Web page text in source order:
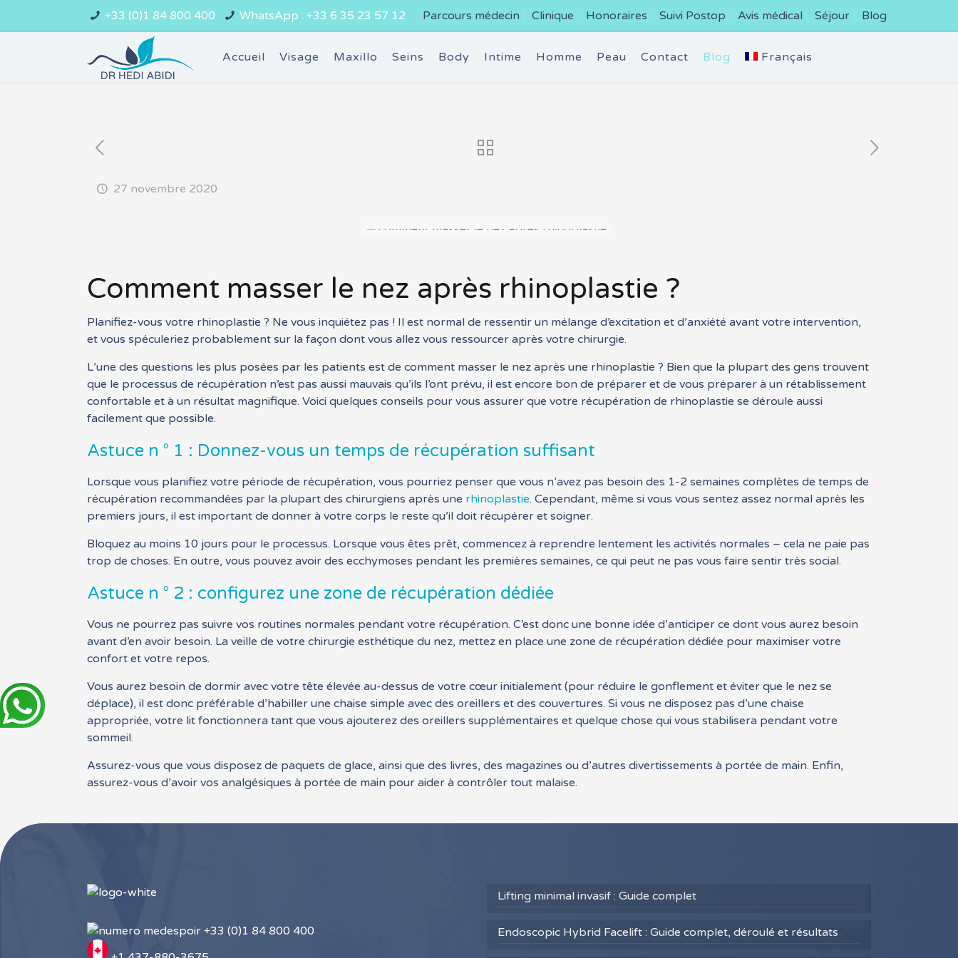
+33 (0)1 84 800 400 WhatsApp : +33 6 35 23 57 12 Parcours médecin Clinique Honoraires Suivi Postop Avis médical Séjour Blog
Accueil Visage Maxillo Seins Body Intime Homme Peau Contact Blog Français
27 novembre 2020
Comment masser le nez après rhinoplastie ?
Planifiez-vous votre rhinoplastie ? Ne vous inquiétez pas ! Il est normal de ressentir un mélange d’excitation et d’anxiété avant votre intervention,
et vous spéculeriez probablement sur la façon dont vous allez vous ressourcer après votre chirurgie.
L’une des questions les plus posées par les patients est de comment masser le nez après une rhinoplastie ? Bien que la plupart des gens trouvent
que le processus de récupération n’est pas aussi mauvais qu’ils l’ont prévu, il est encore bon de préparer et de vous préparer à un rétablissement
confortable et à un résultat magnifique. Voici quelques conseils pour vous assurer que votre récupération de rhinoplastie se déroule aussi
facilement que possible.
Astuce n ° 1 : Donnez-vous un temps de récupération suffisant
Lorsque vous planifiez votre période de récupération, vous pourriez penser que vous n’avez pas besoin des 1-2 semaines complètes de temps de
récupération recommandées par la plupart des chirurgiens après une rhinoplastie. Cependant, même si vous vous sentez assez normal après les
premiers jours, il est important de donner à votre corps le reste qu’il doit récupérer et soigner.
Bloquez au moins 10 jours pour le processus. Lorsque vous êtes prêt, commencez à reprendre lentement les activités normales – cela ne paie pas
trop de choses. En outre, vous pouvez avoir des ecchymoses pendant les premières semaines, ce qui peut ne pas vous faire sentir très social.
Astuce n ° 2 : configurez une zone de récupération dédiée
Vous ne pourrez pas suivre vos routines normales pendant votre récupération. C’est donc une bonne idée d’anticiper ce dont vous aurez besoin
avant d’en avoir besoin. La veille de votre chirurgie esthétique du nez, mettez en place une zone de récupération dédiée pour maximiser votre
confort et votre repos.
Vous aurez besoin de dormir avec votre tête élevée au-dessus de votre cœur initialement (pour réduire le gonflement et éviter que le nez se
déplace), il est donc préférable d’habiller une chaise simple avec des oreillers et des couvertures. Si vous ne disposez pas d’une chaise
appropriée, votre lit fonctionnera tant que vous ajouterez des oreillers supplémentaires et quelque chose qui vous stabilisera pendant votre
sommeil.
Assurez-vous que vous disposez de paquets de glace, ainsi que des livres, des magazines ou d’autres divertissements à portée de main. Enfin,
assurez-vous d’avoir vos analgésiques à portée de main pour aider à contrôler tout malaise.
+33 (0)1 84 800 400
Lifting minimal invasif : Guide complet
Endoscopic Hybrid Facelift : Guide complet, déroulé et résultats